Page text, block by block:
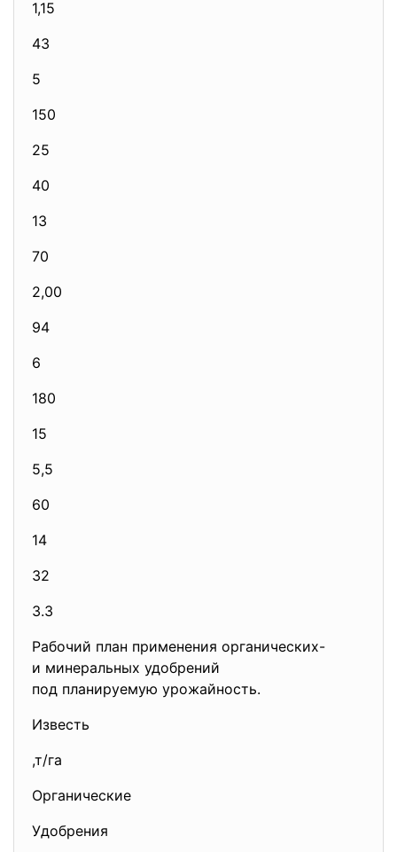
1,15
43
5
150
25
40
13
70
2,00
94
6
180
15
5,5
60
14
32
3.3
Рабочий план применения органических-
и минеральных удобрений
под планируемую урожайность.
Известь
,т/га
Органические
Удобрения